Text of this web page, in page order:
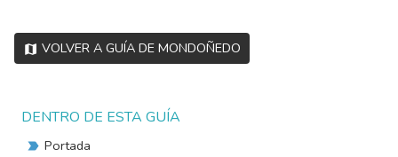
Volver a Guía de Mondoñedo
DENTRO DE ESTA GUÍA
Portada